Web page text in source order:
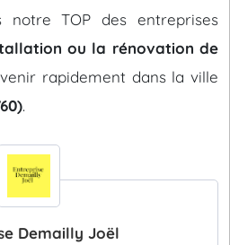
notre TOP des entreprises
ou la rénovation de
rapidement dans la ville
.
Demailly Joël